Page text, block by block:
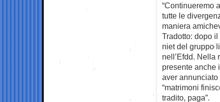
“Continueremo
tutte le
maniera
Tradotto: dopo
niet del gruppo
nell’Efdd. Nella
presente anche
aver
“matrimoni
tradito, paga”.